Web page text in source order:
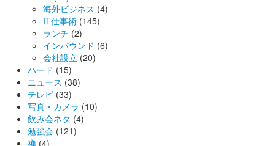
海外ビジネス (4)
IT仕事術 (145)
ランチ (2)
インバウンド (6)
会社設立 (20)
ハード (15)
ニュース (38)
テレビ (33)
写真・カメラ (10)
飲み会ネタ (4)
勉強会 (121)
禅 (4)